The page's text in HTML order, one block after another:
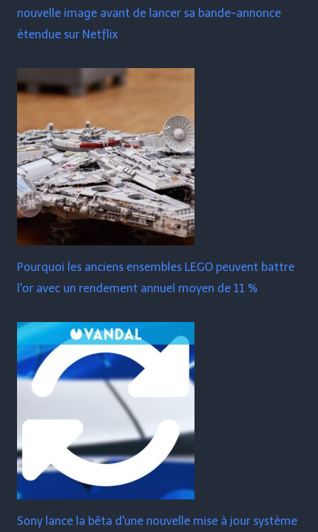
nouvelle image avant de lancer sa bande-annonce
étendue sur Netflix
Pourquoi les anciens ensembles LEGO peuvent battre
l'or avec un rendement annuel moyen de 11 %
Sony lance la bêta d'une nouvelle mise à jour système